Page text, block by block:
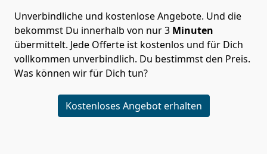
Unverbindliche und kostenlose Angebote. Und die
bekommst Du innerhalb von nur3 Minuten
übermittelt. Jede Offerte ist kostenlos und für Dich
vollkommen unverbindlich. Du bestimmst den Preis.
Was können wir für Dich tun?
Kostenloses Angebot erhalten